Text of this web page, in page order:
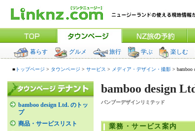
暮らす グルメ 旅行 学ぶ 楽しむ
■ トップページ > タウンページ > サービス > メディア・デザイン・撮影 > bamboo
bamboo design Ltd. のトッ
プ
商品・サービスリスト
bamboo design
バンブーデザインリミテッド
業務・サービス案内